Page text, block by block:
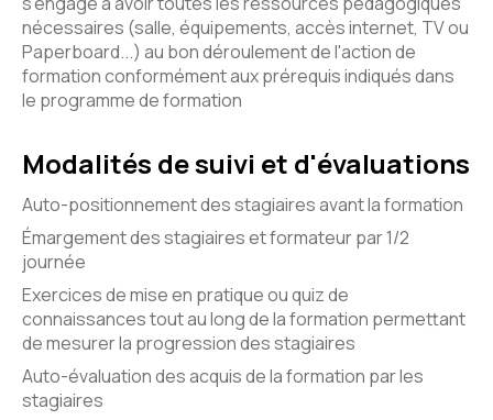
nécessaires (salle, équipements, accès internet, TV ou
Paperboard...) au bon déroulement de l'action de
formation conformément aux prérequis indiqués dans
le programme de formation
Modalités de suivi et d'évaluations
Auto-positionnement des stagiaires avant la formation
Émargement des stagiaires et formateur par 1/2
journée
Exercices de mise en pratique ou quiz de
connaissances tout au long de la formation permettant
de mesurer la progression des stagiaires
Auto-évaluation des acquis de la formation par les
stagiaires